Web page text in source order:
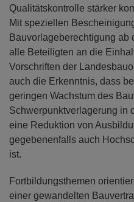
Qualitätskontrolle stärker
Mit speziellen
Bauvorlageberechtigung ab
alle Beteiligten an die
Vorschriften der
auch die Erkenntnis, dass
geringen Wachstum des
Schwerpunktverlagerung in
eine Reduktion von
gegebenenfalls auch
ist.
Fortbildungsthemen
einer gewandelten